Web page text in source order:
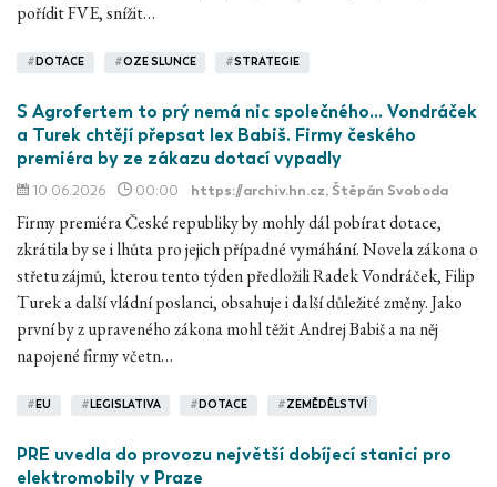
pořídit FVE, snížit…
# DOTACE #OZE SLUNCE #STRATEGIE
S Agrofertem to prý nemá nic společného... Vondráček
a Turek chtějí přepsat lex Babiš. Firmy českého
premiéra by ze zákazu dotací vypadly
10.06.2026 00:00 https://archiv.hn.cz, Štěpán Svoboda
Firmy premiéra České republiky by mohly dál pobírat dotace,
zkrátila by se i lhůta pro jejich případné vymáhání. Novela zákona o
střetu zájmů, kterou tento týden předložili Radek Vondráček, Filip
Turek a další vládní poslanci, obsahuje i další důležité změny. Jako
první by z upraveného zákona mohl těžit Andrej Babiš a na něj
napojené firmy včetn…
# EU # LEGISLATIVA # DOTACE #ZEMĚDĚLSTVÍ
PRE uvedla do provozu největší dobíjecí stanici pro
elektromobily v Praze